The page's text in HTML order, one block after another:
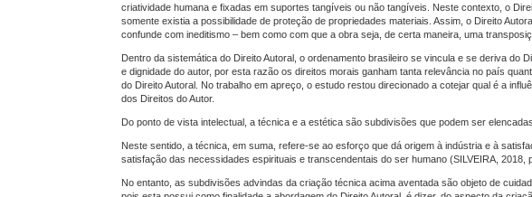
criatividade humana e fixadas em suportes tangíveis ou não tangíveis. Neste contexto, o
somente existia a possibilidade de proteção de propriedades materiais. Assim, o Direito
confunde com ineditismo – bem como com que a obra seja, de certa maneira, uma
Dentro da sistemática do Direito Autoral, o ordenamento brasileiro se vincula e se deriva do
e dignidade do autor, por esta razão os direitos morais ganham tanta relevância no país
do Direito Autoral. No trabalho em apreço, o estudo restou direcionado a cotejar qual é a
dos Direitos do Autor.
Do ponto de vista intelectual, a técnica e a estética são subdivisões que podem ser
Neste sentido, a técnica, em suma, refere-se ao esforço que dá origem à indústria e à
satisfação das necessidades espirituais e transcendentais do ser humano (SILVEIRA, 2018,
No entanto, as subdivisões advindas da criação técnica acima aventada são objeto de